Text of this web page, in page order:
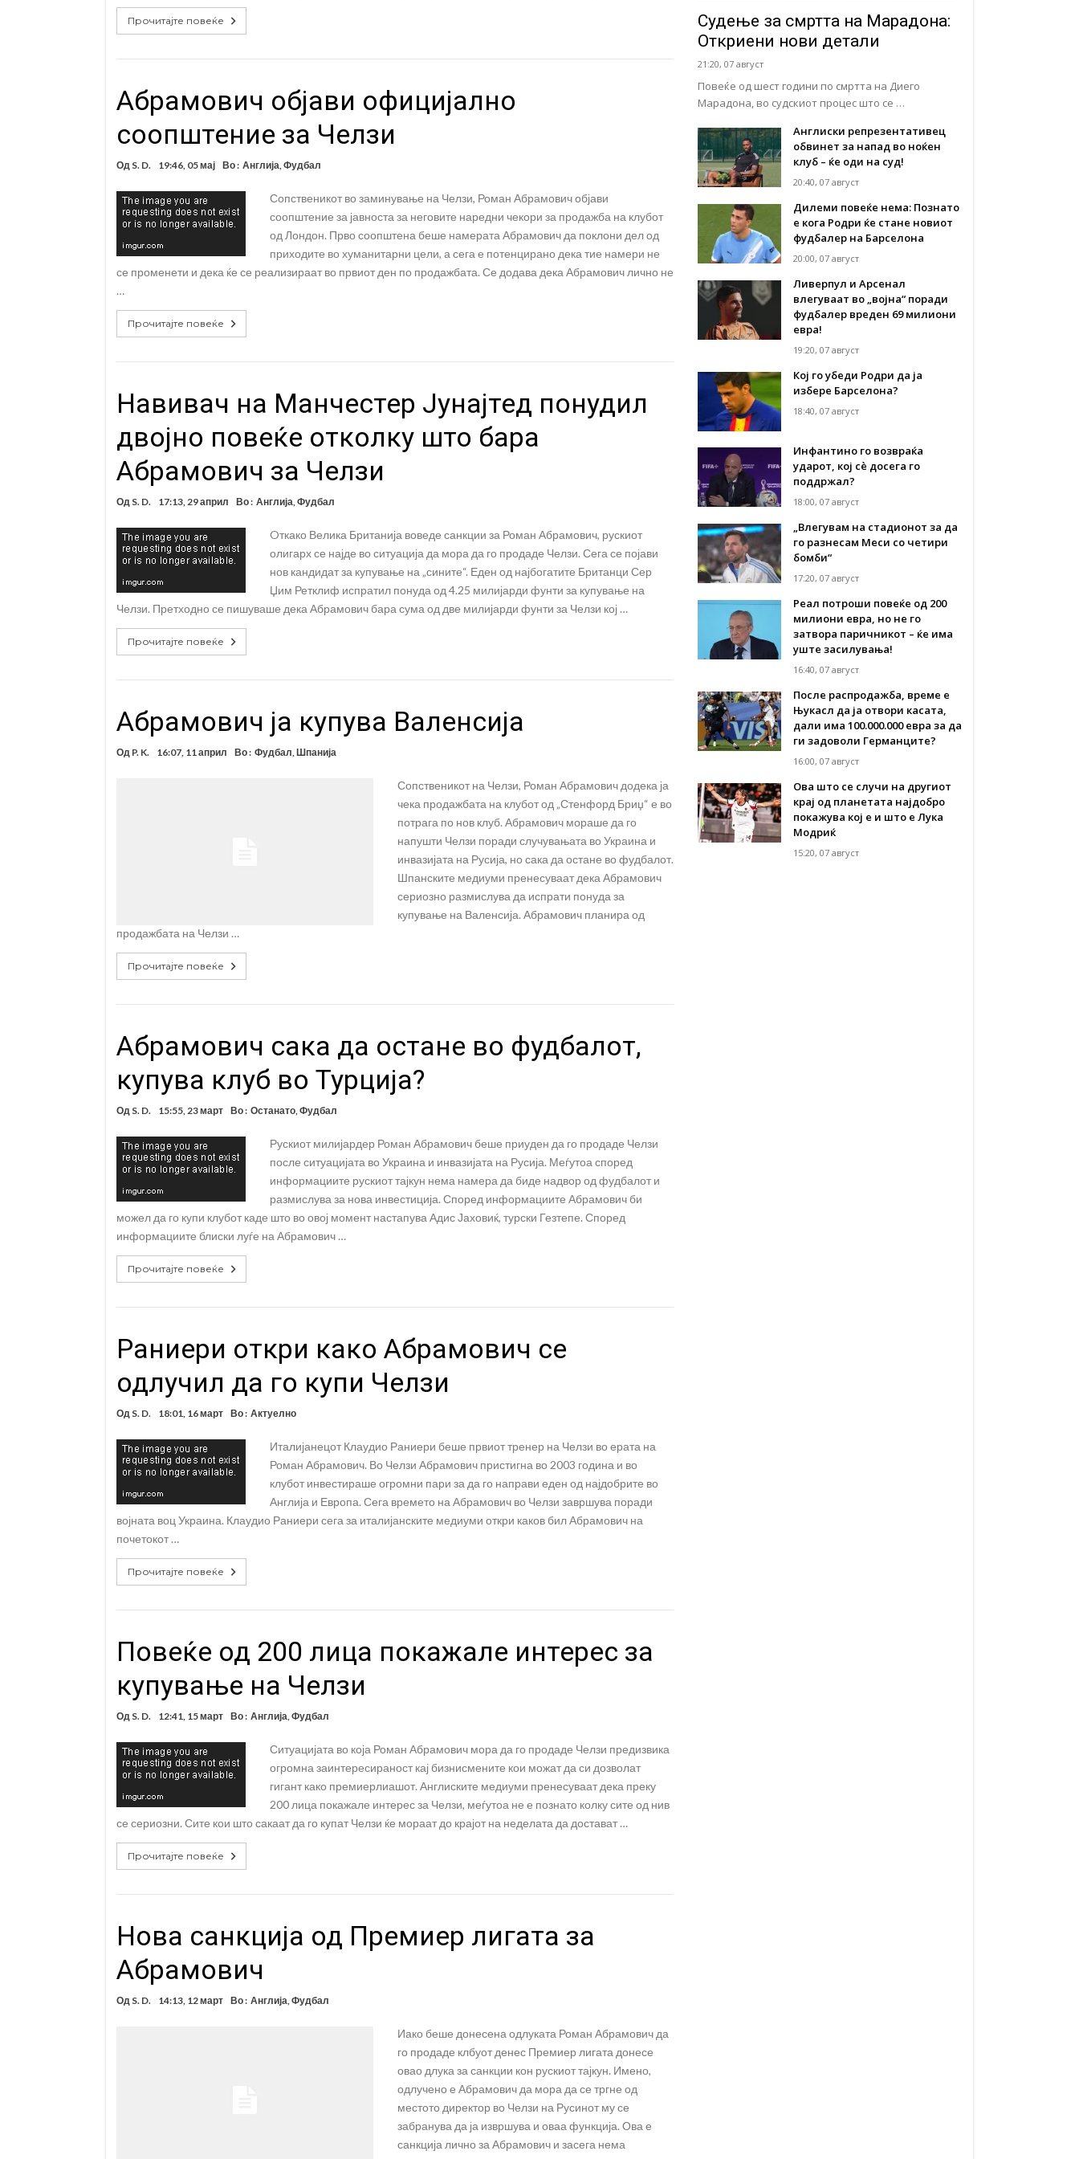
Прочитајте повеќе
Абрамович објави официјално
соопштение за Челзи
Од S. D. 19:46, 05 мај Во : Англија Фудбал
Сопственикот во заминување на Челзи, Роман Абрамович објави
соопштение за јавноста за неговите наредни чекори за продажба на клубот
од Лондон. Прво соопштена беше намерата Абрамович да поклони дел од
приходите во хуманитарни цели, а сега е потенцирано дека тие намери не
се променети и дека ќе се реализираат во првиот ден по продажбата. Се додава дека Абрамович лично не
…
Прочитајте повеќе
Навивач на Манчестер Јунајтед понудил
двојно повеќе отколку што бара
Абрамович за Челзи
Од S. D. 17:13, 29 април Во : Англија Фудбал
Oткако Велика Британија воведе санкции за Роман Абрамович, рускиот
олигарх се најде во ситуација да мора да го продаде Челзи. Сега се појави
нов кандидат за купување на „сините“. Еден од најбогатите Британци Сер
Џим Ретклиф испратил понуда од 4.25 милијарди фунти за купување на
Челзи. Претходно се пишуваше дека Абрамович бара сума од две милијарди фунти за Челзи кој …
Прочитајте повеќе
Абрамович ја купува Валенсија
Од P. K. 16:07, 11 април Во : Фудбал Шпанија
Сопственикот на Челзи, Роман Абрамович додека ја
чека продажбата на клубот од „Стенфорд Бриџ“ е во
потрага по нов клуб. Абрамович мораше да го
напушти Челзи поради случувањата во Украина и
инвазијата на Русија, но сака да остане во фудбалот.
Шпанските медиуми пренесуваат дека Абрамович
сериозно размислува да испрати понуда за
купување на Валенсија. Абрамович планира од
продажбата на Челзи …
Прочитајте повеќе
Aбрамович сака да остане во фудбалот,
купува клуб во Турција?
Од S. D. 15:55, 23 март Во : Останато, Фудбал
Рускиот милијардер Роман Абрамович беше приуден да го продаде Челзи
после ситуацијата во Украина и инвазијата на Русија. Меѓутоа според
информациите рускиот тајкун нема намера да биде надвор од фудбалот и
размислува за нова инвестиција. Според информациите Абрамович би
можел да го купи клубот каде што во овој момент настапува Адис Јаховиќ, турски Гезтепе. Според
информациите блиски луѓе на Абрамович …
Прочитајте повеќе
Раниери откри како Абрамович се
одлучил да го купи Челзи
Од S. D. 18:01, 16 март Во : Актуелно
Италијанецот Клаудио Раниери беше првиот тренер на Челзи во ерата на
Роман Абрамович. Во Челзи Абрамович пристигна во 2003 година и во
клубот инвестираше огромни пари за да го направи еден од најдобрите во
Англија и Европа. Сега времето на Абрамович во Челзи завршува поради
војната воц Украина. Клаудио Раниери сега за италијанските медиуми откри каков бил Абрамович на
почетокот …
Прочитајте повеќе
Повеќе од 200 лица покажале интерес за
купување на Челзи
Од S. D. 12:41, 15 март Во : Англија Фудбал
Ситуацијата во која Роман Абрамович мора да го продаде Челзи предизвика
огромна заинтересираност кај бизнисмените кои можат да си дозволат
гигант како премиерлиашот. Англиските медиуми пренесуваат дека преку
200 лица покажале интерес за Челзи, меѓутоа не е познато колку сите од нив
се сериозни. Сите кои што сакаат да го купат Челзи ќе мораат до крајот на неделата да достават …
Прочитајте повеќе
Нова санкција од Премиер лигата за
Абрамович
Од S. D. 14:13, 12 март Во : Англија Фудбал
Иако беше донесена одлуката Роман Абрамович да
го продаде клбуот денес Премиер лигата донесе
овао длука за санкции кон рускиот тајкун. Имено,
одлучено е Абрамович да мора да се тргне од
местото директор во Челзи на Русинот му се
забранува да ја извршува и оваа функција. Ова е
санкција лично за Абрамович и засега нема
Судење за смртта на Марадона:
Откриени нови детали
21:20, 07 август
Повеќе од шест години по смртта на Диего
Марадона, во судскиот процес што се …
Англиски репрезентативец
обвинет за напад во ноќен
клуб – ќе оди на суд!
20:40, 07 август
Дилеми повеќе нема: Познато
е кога Родри ќе стане новиот
фудбалер на Барселона
20:00, 07 август
Ливерпул и Арсенал
влегуваат во „војна“ поради
фудбалер вреден 69 милиони
евра!
19:20, 07 август
Кој го убеди Родри да ја
избере Барселона?
18:40, 07 август
Инфантино го возвраќа
ударот, кој сè досега го
поддржал?
18:00, 07 август
„Влегувам на стадионот за да
го разнесам Меси со четири
бомби“
17:20, 07 август
Реал потроши повеќе од 200
милиони евра, но не го
затвора паричникот – ќе има
уште засилувања!
16:40, 07 август
После распродажба, време е
Њукасл да ја отвори касата,
дали има 100.000.000 евра за да
ги задоволи Германците?
16:00, 07 август
Ова што се случи на другиот
крај од планетата најдобро
покажува кој е и што е Лука
Модриќ
15:20, 07 август